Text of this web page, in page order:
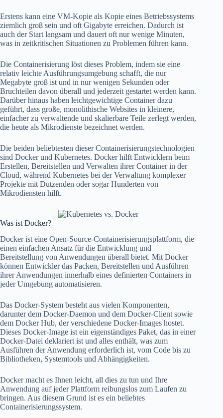
Erstens kann eine VM-Kopie als Kopie eines Betriebssystems
ziemlich groß sein und oft Gigabyte erreichen. Dadurch ist
auch der Start langsam und dauert oft nur wenige Minuten,
was in zeitkritischen Situationen zu Problemen führen kann.
Die Containerisierung löst dieses Problem, indem sie eine
relativ leichte Ausführungsumgebung schafft, die nur
Megabyte groß ist und in nur wenigen Sekunden oder
Bruchteilen davon überall und jederzeit gestartet werden kann.
Darüber hinaus haben leichtgewichtige Container dazu
geführt, dass große, monolithische Websites in kleinere,
einfacher zu verwaltende und skalierbare Teile zerlegt werden,
die heute als Mikrodienste bezeichnet werden.
Die beiden beliebtesten dieser Containerisierungstechnologien
sind Docker und Kubernetes. Docker hilft Entwicklern beim
Erstellen, Bereitstellen und Verwalten ihrer Container in der
Cloud, während Kubernetes bei der Verwaltung komplexer
Projekte mit Dutzenden oder sogar Hunderten von
Mikrodiensten hilft.
Was ist Docker?
Docker ist eine Open-Source-Containerisierungsplattform, die
einen einfachen Ansatz für die Entwicklung und
Bereitstellung von Anwendungen überall bietet. Mit Docker
können Entwickler das Packen, Bereitstellen und Ausführen
ihrer Anwendungen innerhalb eines definierten Containers in
jeder Umgebung automatisieren.
Das Docker-System besteht aus vielen Komponenten,
darunter dem Docker-Daemon und dem Docker-Client sowie
dem Docker Hub, der verschiedene Docker-Images hostet.
Dieses Docker-Image ist ein eigenständiges Paket, das in einer
Docker-Datei deklariert ist und alles enthält, was zum
Ausführen der Anwendung erforderlich ist, vom Code bis zu
Bibliotheken, Systemtools und Abhängigkeiten.
Docker macht es Ihnen leicht, all dies zu tun und Ihre
Anwendung auf jeder Plattform reibungslos zum Laufen zu
bringen. Aus diesem Grund ist es ein beliebtes
Containerisierungssystem.